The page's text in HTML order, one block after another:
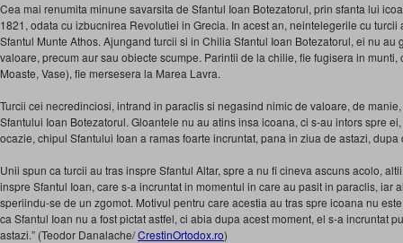
Cea mai renumita minune savarsita de Sfantul Ioan Botezatorul, prin sfanta lui
1821, odata cu izbucnirea Revolutiei in Grecia. In acest an, neintelegerile cu
Sfantul Munte Athos. Ajungand turcii si in Chilia Sfantul Ioan Botezatorul, ei nu au
valoare, precum aur sau obiecte scumpe. Parintii de la chilie, fie fugisera in
Moaste, Vase), fie mersesera la Marea Lavra.
Turcii cei necredinciosi, intrand in paraclis si negasind nimic de valoare, de
Sfantului Ioan Botezatorul. Gloantele nu au atins insa icoana, ci s-au intors spre
ocazie, chipul Sfantului Ioan a ramas foarte incruntat, pana in ziua de astazi, dupa
Unii spun ca turcii au tras inspre Sfantul Altar, spre a nu fi cineva ascuns acolo,
inspre Sfantul Ioan, care s-a incruntat in momentul in care au pasit in paraclis, iar
speriindu-se de un zgomot. Motivul pentru care acestia au tras spre icoana nu
ca Sfantul Ioan nu a fost pictat astfel, ci abia dupa acest moment, el s-a incruntat
astazi.” (Teodor Danalache/CrestinOrtodox.ro)